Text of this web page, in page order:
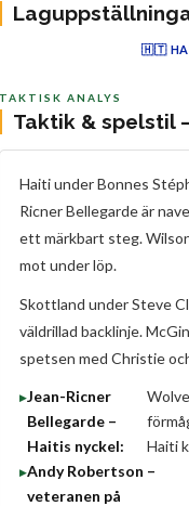
🇭🇹
TAKTISK ANALYS
Taktik & spelstil
Haiti under Bonnes
Ricner Bellegarde är
ett märkbart steg.
mot under löp.
Skottland under Steve
väldrillad backlinje.
spetsen med Christie
Jean-Ricner
Bellegarde –
Haitis nyckel:
Haiti
Andy Robertson –
veteranen på